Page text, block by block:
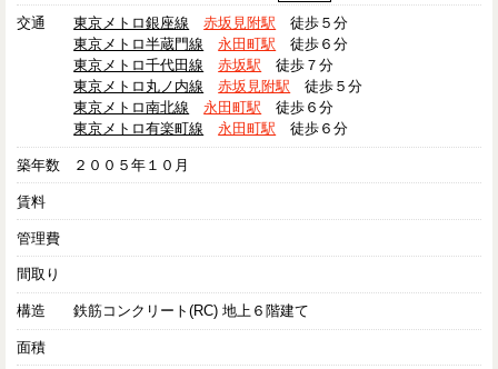
交通 東京メトロ銀座線 赤坂見附駅 徒歩５分
東京メトロ半蔵門線
永田町駅 徒歩６分
東京メトロ千代田線
赤坂駅 徒歩７分
東京メトロ丸ノ内線
赤坂見附駅 徒歩５分
東京メトロ南北線
永田町駅 徒歩６分
東京メトロ有楽町線
永田町駅 徒歩６分
築年数 ２００５年１０月
賃料
管理費
間取り
構造 鉄筋コンクリート(RC) 地上６階建て
面積